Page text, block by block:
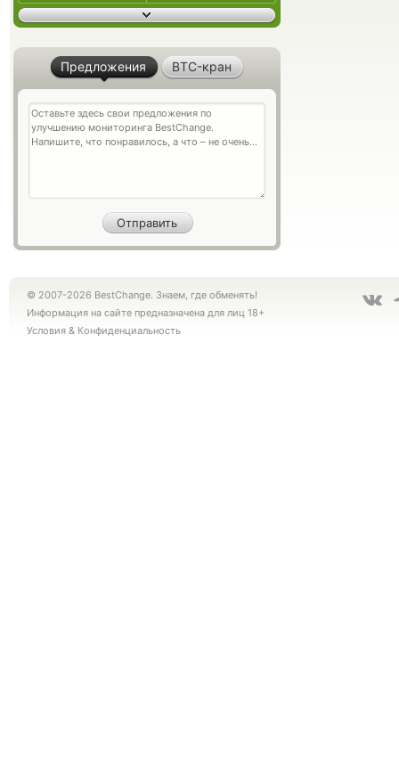
Предложения BTC-кран
© 2007-2026 BestChange. Знаем, где обменять!
Информация на сайте предназначена для лиц 18+
Условия & Конфиденциальность